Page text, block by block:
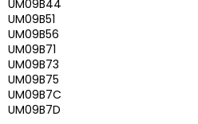
UM09B44
UM09B51
UM09B56
UM09B71
UM09B73
UM09B75
UM09B7C
UM09B7D